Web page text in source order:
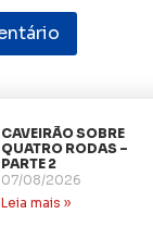
CAVEIRÃO SOBRE
QUATRO RODAS –
PARTE 2
07/08/2026
Leia mais »